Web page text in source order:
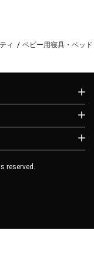
ィ ベビー用寝具・ベッド
reserved.